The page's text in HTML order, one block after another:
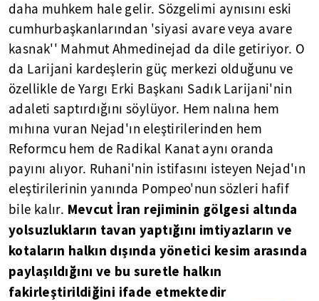
daha muhkem hale gelir. Sözgelimi aynısını eski
cumhurbaşkanlarından 'siyasi avare veya avare
kasnak'' Mahmut Ahmedinejad da dile getiriyor. O
da Larijani kardeşlerin güç merkezi olduğunu ve
özellikle de Yargı Erki Başkanı Sadık Larijani'nin
adaleti saptırdığını söylüyor. Hem nalına hem
mıhına vuran Nejad'ın eleştirilerinden hem
Reformcu hem de Radikal Kanat aynı oranda
payını alıyor. Ruhani'nin istifasını isteyen Nejad'ın
eleştirilerinin yanında Pompeo'nun sözleri hafif
bile kalır. Mevcut İran rejiminin gölgesi altında
yolsuzlukların tavan yaptığını imtiyazların ve
kotaların halkın dışında yönetici kesim arasında
paylaşıldığını ve bu suretle halkın
fakirleştirildiğini ifade etmektedir